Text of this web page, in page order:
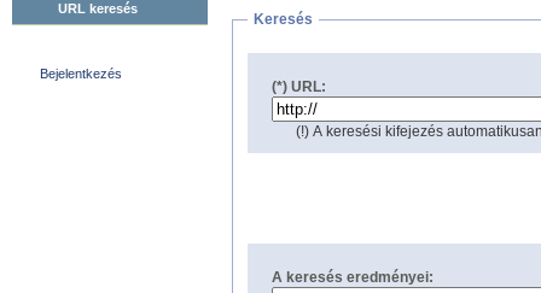
URL keresés
Bejelentkezés
Keresés
(*) URL:
(!) A keresési kifejezés
A keresés eredményei: